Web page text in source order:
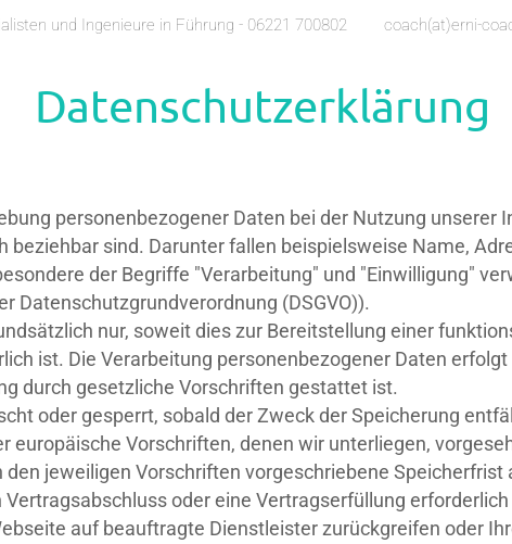
und Ingenieure in Führung - 06221 700802 coach(at)erni-
Datenschutzerklärung
personenbezogener Daten bei der Nutzung unserer
beziehbar sind. Darunter fallen beispielsweise Name,
der Begriffe "Verarbeitung" und "Einwilligung"
Datenschutzgrundverordnung (DSGVO)).
nur, soweit dies zur Bereitstellung einer
ist. Die Verarbeitung personenbezogener Daten
durch gesetzliche Vorschriften gestattet ist.
oder gesperrt, sobald der Zweck der Speicherung
europäische Vorschriften, denen wir unterliegen,
jeweiligen Vorschriften vorgeschriebene
oder eine Vertragserfüllung erforderlich
auf beauftragte Dienstleister zurückgreifen oder